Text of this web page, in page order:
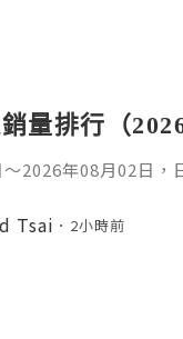
量排行（
2026年08月02日，
がわらおむ
部2. 落後的馴
Tsai 2小時前